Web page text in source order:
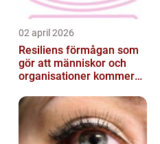
02 april 2026
Resiliens förmågan som
gör att människor och
organisationer kommer